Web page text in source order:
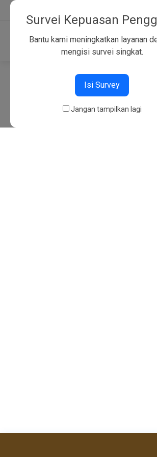
404
Survei Kepuasan
Bantu kami meningkatkan layanan
mengisi survei singkat.
Isi Survey
Jangan tampilkan lagi